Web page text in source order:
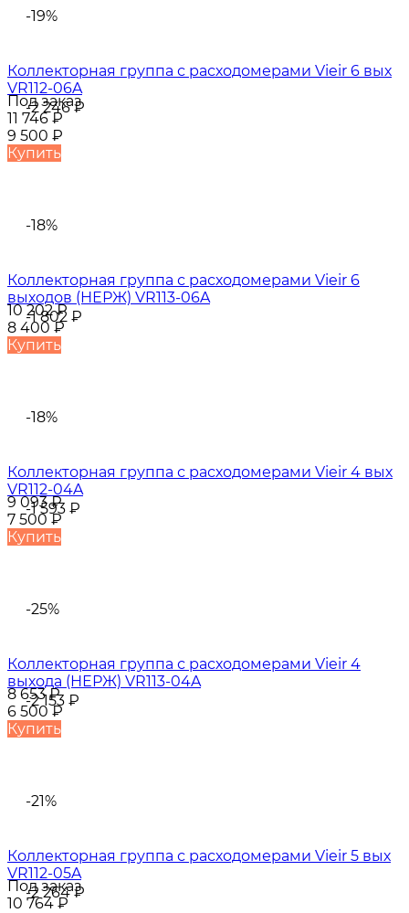
-19%
-2 246₽
Коллекторная группа с расходомерами Vieir 6 вых
VR112-06A
Под заказ
11 746₽
9 500 ₽
Купить
-18%
-1 802 ₽
Коллекторная группа с расходомерами Vieir 6
выходов (НЕРЖ) VR113-06A
10 202₽
8 400₽
Купить
-18%
-1 593 ₽
Коллекторная группа с расходомерами Vieir 4 вых
VR112-04A
9 093₽
7 500₽
Купить
-25%
-2 153 ₽
Коллекторная группа с расходомерами Vieir 4
выхода (НЕРЖ) VR113-04A
8 653₽
6 500₽
Купить
-21%
-2 264₽
Коллекторная группа с расходомерами Vieir 5 вых
VR112-05A
Под заказ
10 764₽